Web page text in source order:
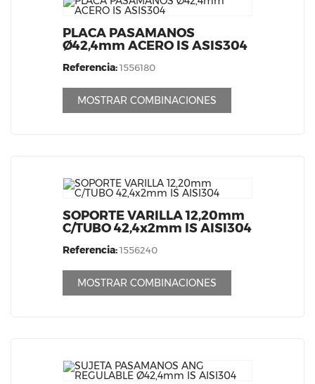
PLACA PASAMANOS
Ø42,4mm ACERO IS ASIS304
Referencia:1556180
MOSTRAR COMBINACIONES
SOPORTE VARILLA 12,20mm
C/TUBO 42,4x2mm IS AISI304
Referencia:1556240
MOSTRAR COMBINACIONES